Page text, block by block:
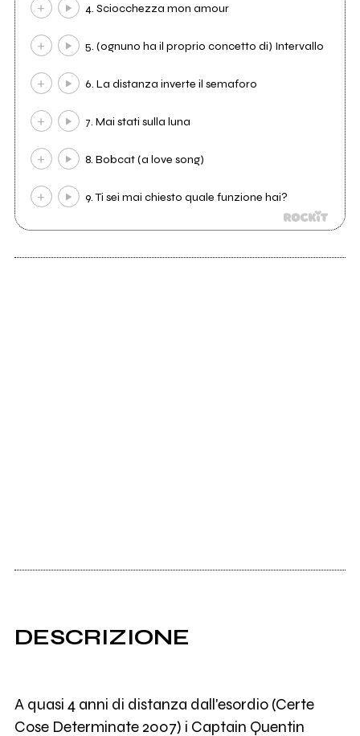
4. Sciocchezza mon amour
5. (ognuno ha il proprio concetto di) Intervallo
6. La distanza inverte il semaforo
7. Mai stati sulla luna
8. Bobcat (a love song)
9. Ti sei mai chiesto quale funzione hai?
DESCRIZIONE
A quasi 4 anni di distanza dall'esordio (Certe
Cose Determinate 2007) i Captain Quentin